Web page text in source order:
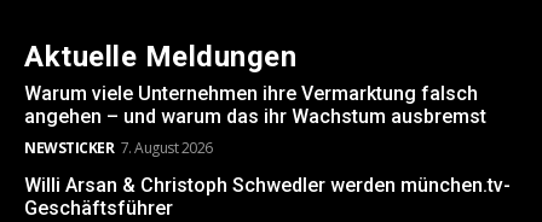
Aktuelle Meldungen
Warum viele Unternehmen ihre Vermarktung falsch
angehen – und warum das ihr Wachstum ausbremst
NEWSTICKER 7. August 2026
Willi Arsan & Christoph Schwedler werden münchen.tv-
Geschäftsführer